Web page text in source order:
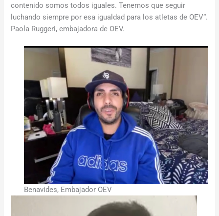
contenido somos todos iguales. Tenemos que seguir
luchando siempre por esa igualdad para los atletas de OEV”.
Paola Ruggeri, embajadora de OEV.
Benavides, Embajador OEV